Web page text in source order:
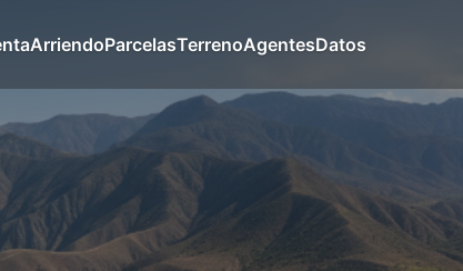
ArriendoParcelasTerrenoAgentesDatos